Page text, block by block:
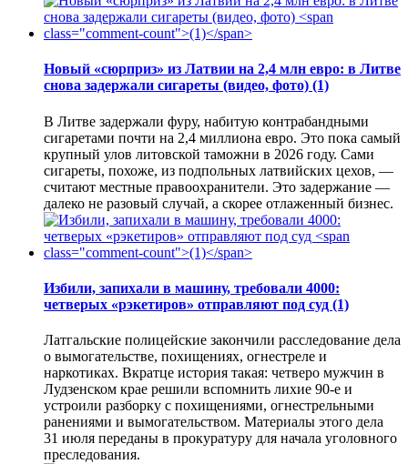
Новый «сюрприз» из Латвии на 2,4 млн евро: в Литве
снова задержали сигареты (видео, фото) (1)
В Литве задержали фуру, набитую контрабандными
сигаретами почти на 2,4 миллиона евро. Это пока самый
крупный улов литовской таможни в 2026 году. Сами
сигареты, похоже, из подпольных латвийских цехов, —
считают местные правоохранители. Это задержание —
далеко не разовый случай, а скорее отлаженный бизнес.
Избили, запихали в машину, требовали 4000:
четверых «рэкетиров» отправляют под суд (1)
Латгальские полицейские закончили расследование дела
о вымогательстве, похищениях, огнестреле и
наркотиках. Вкратце история такая: четверо мужчин в
Лудзенском крае решили вспомнить лихие 90-е и
устроили разборку с похищениями, огнестрельными
ранениями и вымогательством. Материалы этого дела
31 июля переданы в прокуратуру для начала уголовного
преследования.